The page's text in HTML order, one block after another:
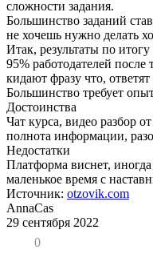
сложности задания.
Большинство заданий
не хочешь нужно делать
Итак, результаты по
95% работодателей
кидают фразу что,
Большинство требует
Достоинства
Чат курса, видео разбор
полнота информации,
Недостатки
Платформа виснет,
маленькое время с
Источник: otzovik.com
AnnaCas
29 сентября 2022
0